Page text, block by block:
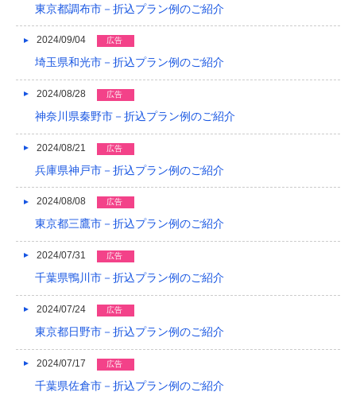
東京都調布市－折込プラン例のご紹介
2024/09/04 広告
埼玉県和光市－折込プラン例のご紹介
2024/08/28 広告
神奈川県秦野市－折込プラン例のご紹介
2024/08/21 広告
兵庫県神戸市－折込プラン例のご紹介
2024/08/08 広告
東京都三鷹市－折込プラン例のご紹介
2024/07/31 広告
千葉県鴨川市－折込プラン例のご紹介
2024/07/24 広告
東京都日野市－折込プラン例のご紹介
2024/07/17 広告
千葉県佐倉市－折込プラン例のご紹介